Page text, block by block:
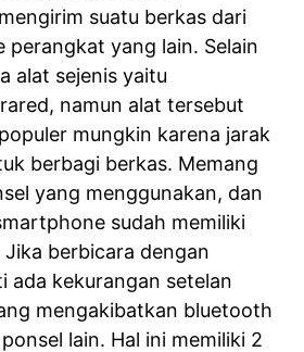
suatu berkas dari
perangkat yang lain. Selain
alat sejenis yaitu
namun alat tersebut
mungkin karena jarak
berbagi berkas. Memang
yang menggunakan, dan
sudah memiliki
berbicara dengan
ada kekurangan setelan
mengakibatkan bluetooth
lain. Hal ini memiliki 2